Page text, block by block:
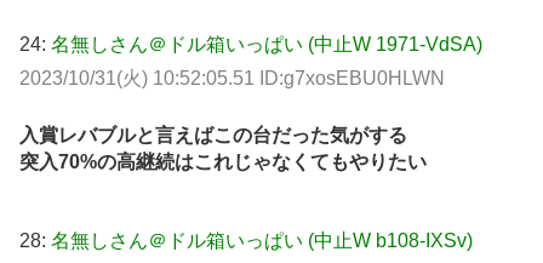
24: 名無しさん＠ドル箱いっぱい (中止W 1971-VdSA)
2023/10/31(火) 10:52:05.51 ID:g7xosEBU0HLWN
入賞レバブルと言えばこの台だった気がする
突入70%の高継続はこれじゃなくてもやりたい
28: 名無しさん＠ドル箱いっぱい (中止W b108-IXSv)